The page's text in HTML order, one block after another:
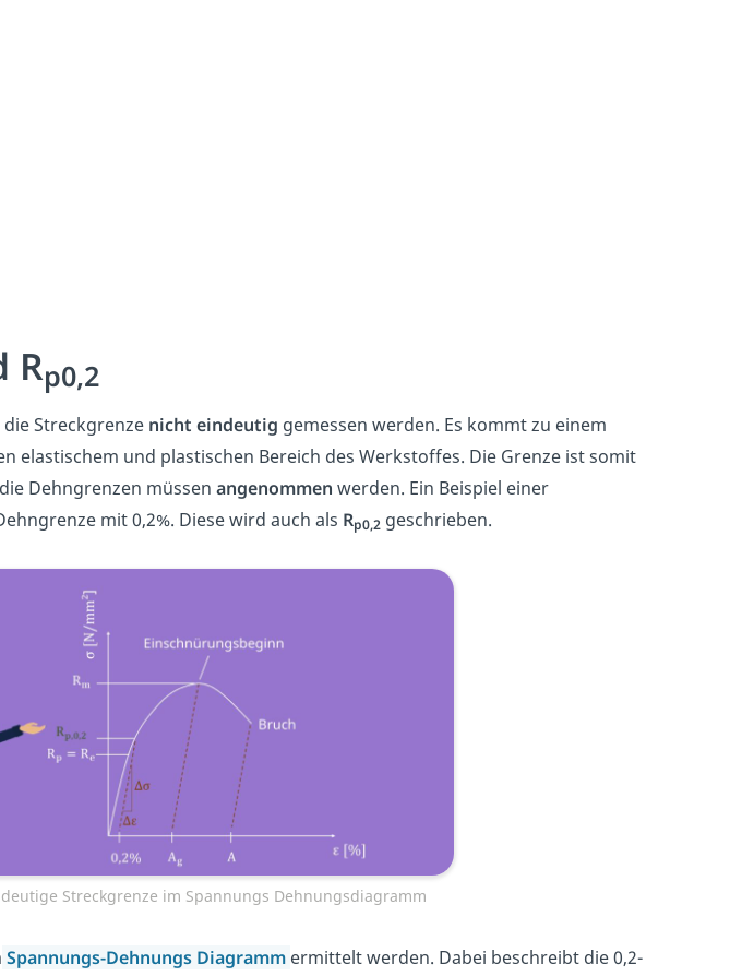
Rp0,2
Streckgrenze nicht eindeutig gemessen werden. Es kommt zu einem
elastischem und plastischen Bereich des Werkstoffes. Die Grenze ist somit
Dehngrenzen müssen angenommen werden. Ein Beispiel einer
mit 0,2%. Diese wird auch als Rp0,2 geschrieben.
Streckgrenze im Spannungs Dehnungsdiagramm
Spannungs-Dehnungs Diagramm ermittelt werden. Dabei beschreibt die 0,2-